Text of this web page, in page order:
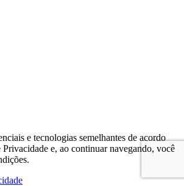
e tecnologias semelhantes de acordo
e, ao continuar navegando, você